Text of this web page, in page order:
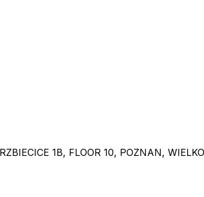
1B, FLOOR 10, POZNAN,